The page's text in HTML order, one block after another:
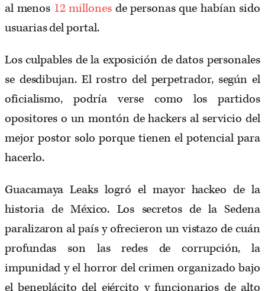
al menos 12 millones de personas que habían sido
usuarias del portal.
Los culpables de la exposición de datos personales
se desdibujan. El rostro del perpetrador, según el
oficialismo, podría verse como los partidos
opositores o un montón de hackers al servicio del
mejor postor solo porque tienen el potencial para
hacerlo.
Guacamaya Leaks logró el mayor hackeo de la
historia de México. Los secretos de la Sedena
paralizaron al país y ofrecieron un vistazo de cuán
profundas son las redes de corrupción, la
impunidad y el horror del crimen organizado bajo
el beneplácito del ejército y funcionarios de alto